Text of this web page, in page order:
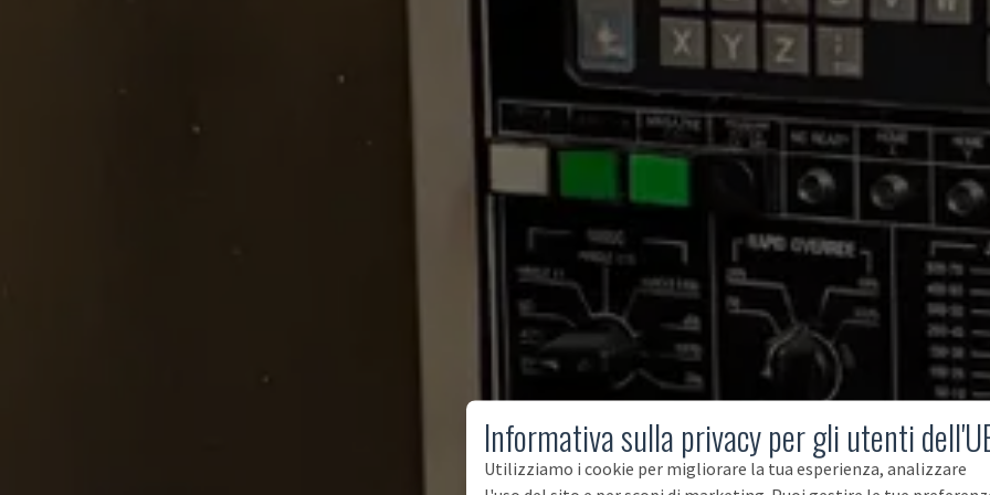
Informativa sulla privacy per gli utenti
Utilizziamo i cookie per migliorare la tua esperienza, analizzare